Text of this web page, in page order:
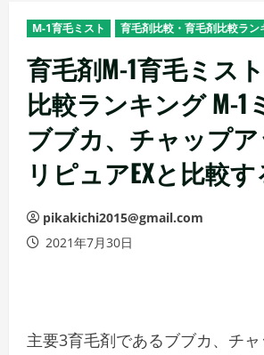
M-1育毛ミスト 育毛剤比較・育毛剤比較ラン
育毛剤M-1育毛ミス
比較ランキング M-1
ブブカ、チャップ
リピュアEXと比較す
pikakichi2015@gmail.com
2021年7月30日
主要3育毛剤であるブブカ、チ